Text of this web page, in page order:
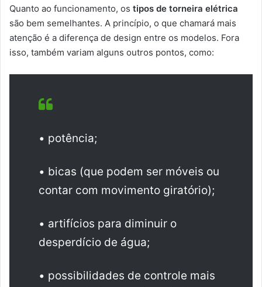
Quanto ao funcionamento, os tipos de torneira elétrica
são bem semelhantes. A princípio, o que chamará mais
atenção é a diferença de design entre os modelos. Fora
isso, também variam alguns outros pontos, como:
• potência;
• bicas (que podem ser móveis ou
contar com movimento giratório);
• artifícios para diminuir o
desperdício de água;
• possibilidades de controle mais